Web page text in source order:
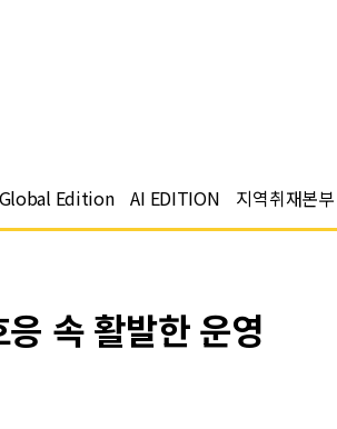
Global Edition AI EDITION 지역취재본부
속 활발한 운영